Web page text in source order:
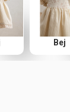
Bej